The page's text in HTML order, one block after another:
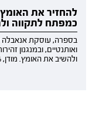
להחזיר את
כמפתח לתקווה
בספרה, עוסקת אנאבלה
ואותנטיים, ובמנגנון
ולהשיב את האומץ. מודן, 2026.